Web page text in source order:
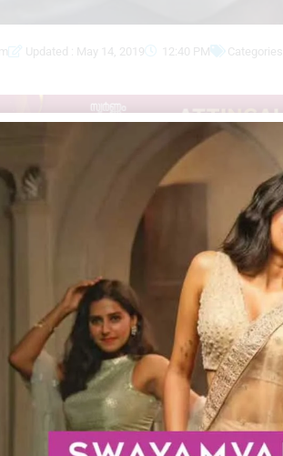
Updated : May 14, 2019 12:40 PM Categories
കേസുകളിലെ പ്രതി അയിരൂപ്പാറ
നാട്ടുകാരുടെ സഹായത്തോടെ
തടയവേ ശബരി ബൈക്കിൽ നിന്നു
തുടർന്ന് പൊലീസുമെത്തി ശബരിയെ
പ്രതിയെ റിമാൻഡ് ചെയ്തു.
LinkedIn Telegram